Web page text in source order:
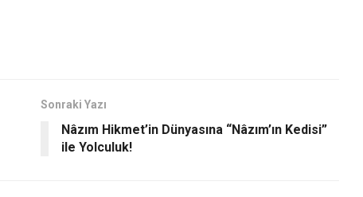
Sonraki Yazı
Nâzım Hikmet’in Dünyasına “Nâzım’ın Kedisi”
ile Yolculuk!